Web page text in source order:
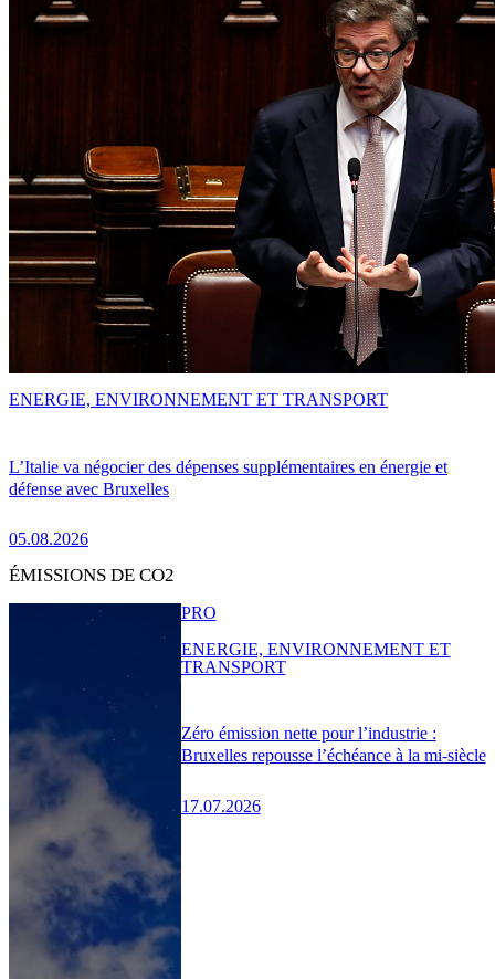
L’Italie va négocier des dépenses supplémentaires en énergie et
défense avec Bruxelles
05.08.2026
ENERGIE, ENVIRONNEMENT ET TRANSPORT
ÉMISSIONS DE CO2
Zéro émission nette pour l’industrie :
Bruxelles repousse l’échéance à la mi-siècle
17.07.2026
PRO
ENERGIE, ENVIRONNEMENT ET
TRANSPORT